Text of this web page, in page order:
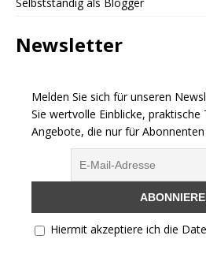
Newsletter
Melden Sie sich für unseren
Sie wertvolle Einblicke, praktische
Angebote, die nur für
Hiermit akzeptiere ich die